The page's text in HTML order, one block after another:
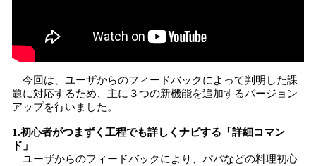
今回は、ユーザからのフィードバックによって判明した課
題に対応するため、主に３つの新機能を追加するバージョン
アップを行いました。
1.初心者がつまずく工程でも詳しくナビする「詳細コマン
ド」
ユーザからのフィードバックにより、パパなどの料理初心